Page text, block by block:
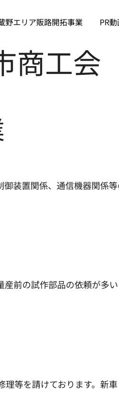
野エリア販路開拓事業 PR
商工会
装置関係、通信機器関係
前の試作部品の依頼が多
等を請けております。新